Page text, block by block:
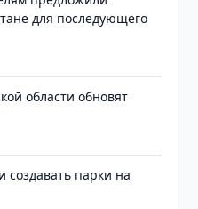
для последующего
области обновят
создавать парки на